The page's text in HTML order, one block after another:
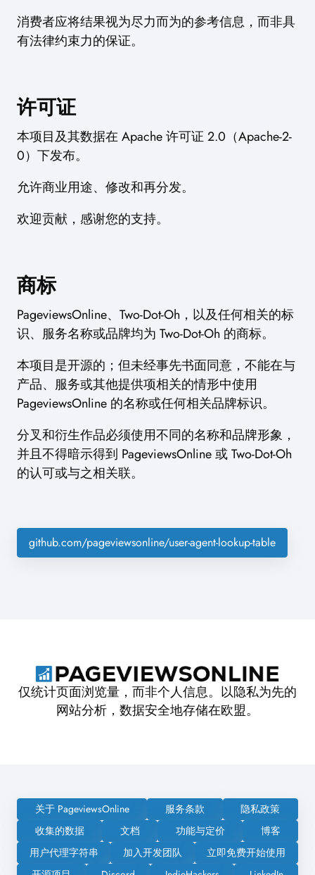
消费者应将结果视为尽力而为的参考信息，而非具
有法律约束力的保证。
许可证
本项目及其数据在 Apache 许可证 2.0（Apache-2-
0）下发布。
允许商业用途、修改和再分发。
欢迎贡献，感谢您的支持。
商标
PageviewsOnline、Two-Dot-Oh，以及任何相关的标
识、服务名称或品牌均为 Two-Dot-Oh 的商标。
本项目是开源的；但未经事先书面同意，不能在与
产品、服务或其他提供项相关的情形中使用
PageviewsOnline 的名称或任何相关品牌标识。
分叉和衍生作品必须使用不同的名称和品牌形象，
并且不得暗示得到 PageviewsOnline 或 Two-Dot-Oh
的认可或与之相关联。
github.com/pageviewsonline/user-agent-lookup-table
仅统计页面浏览量，而非个人信息。以隐私为先的
网站分析，数据安全地存储在欧盟。
关于 PageviewsOnline 服务条款
隐私政策
收集的数据
文档 功能与定价
博客
用户代理字符串
加入开发团队
立即免费开始使用